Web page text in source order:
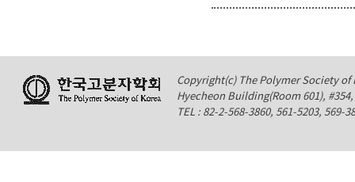
Copyright(c) The Polymer Society of
Hyecheon Building(Room 601),
TEL : 82-2-568-3860, 561-5203,